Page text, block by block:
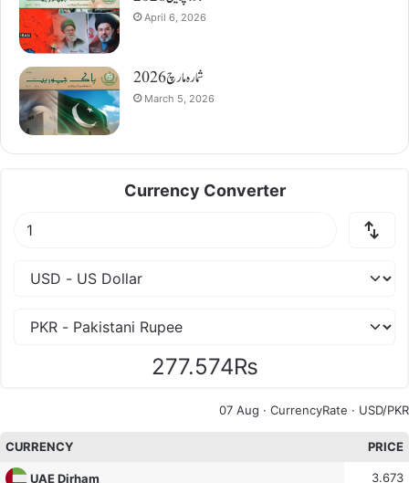
April 6, 2026
شمارہ مارچ 2026
March 5, 2026
Currency Converter
277.574₨
07 Aug · CurrencyRate · USD/PKR
CURRENCY PRICE
UAE Dirham 3.673